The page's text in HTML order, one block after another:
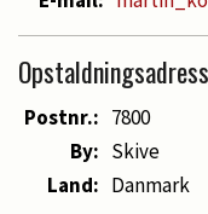
Postnr.: 7800
By: Skive
Land: Danmark